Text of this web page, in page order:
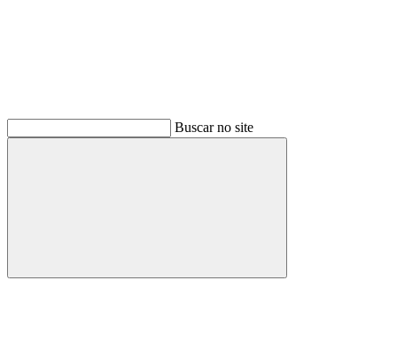
Buscar no site
Buscar